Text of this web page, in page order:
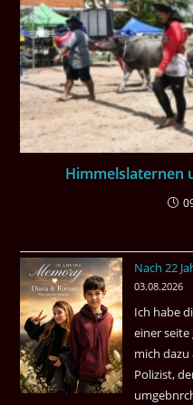
Himmelslaternen
Nach 22
03.08.2026
Ich habe
einer seite
mich
Polizist,